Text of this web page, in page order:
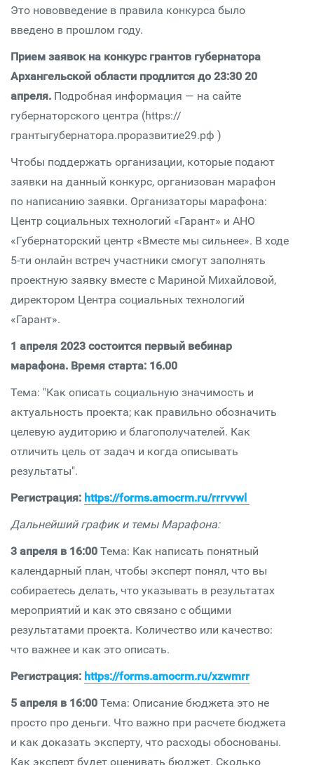
Это нововведение в правила конкурса было
введено в прошлом году.
Прием заявок на конкурс грантов губернатора
Архангельской области продлится до 23:30 20
апреля. Подробная информация — на сайте
губернаторского центра (https://
грантыгубернатора.проразвитие29.рф )
Чтобы поддержать организации, которые подают
заявки на данный конкурс, организован марафон
по написанию заявки. Организаторы марафона:
Центр социальных технологий «Гарант» и АНО
«Губернаторский центр «Вместе мы сильнее». В ходе
5-ти онлайн встреч участники смогут заполнять
проектную заявку вместе с Мариной Михайловой,
директором Центра социальных технологий
«Гарант».
1 апреля 2023 состоится первый вебинар
марафона. Время старта: 16.00
Тема: "Как описать социальную значимость и
актуальность проекта; как правильно обозначить
целевую аудиторию и благополучателей. Как
отличить цель от задач и когда описывать
результаты".
Регистрация: https://forms.amocrm.ru/rrrvvwl
Дальнейший график и темы Марафона:
3 апреля в 16:00 Тема: Как написать понятный
календарный план, чтобы эксперт понял, что вы
собираетесь делать, что указывать в результатах
мероприятий и как это связано с общими
результатами проекта. Количество или качество:
что важнее и как это описать.
Регистрация: https://forms.amocrm.ru/xzwmrr
5 апреля в 16:00 Тема: Описание бюджета это не
просто про деньги. Что важно при расчете бюджета
и как доказать эксперту, что расходы обоснованы.
Как эксперт будет оценивать бюджет. Сколько